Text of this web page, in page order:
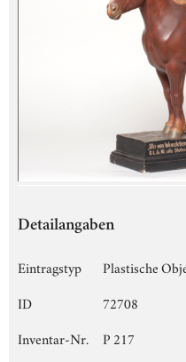
Detailangaben
Eintragstyp
Plastische
ID
72708
Inventar-Nr.
P 217